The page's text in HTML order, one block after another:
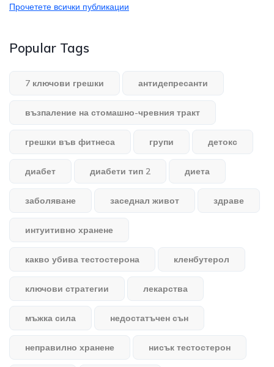
Прочетете всички публикации
Popular Tags
7 ключови грешки антидепресанти
възпаление на стомашно-чревния тракт
грешки във фитнеса групи детокс
диабет диабети тип 2 диета
заболяване заседнал живот здраве
интуитивно хранене
какво убива тестостерона кленбутерол
ключови стратегии лекарства
мъжка сила недостатъчен сън
неправилно хранене нисък тестостерон